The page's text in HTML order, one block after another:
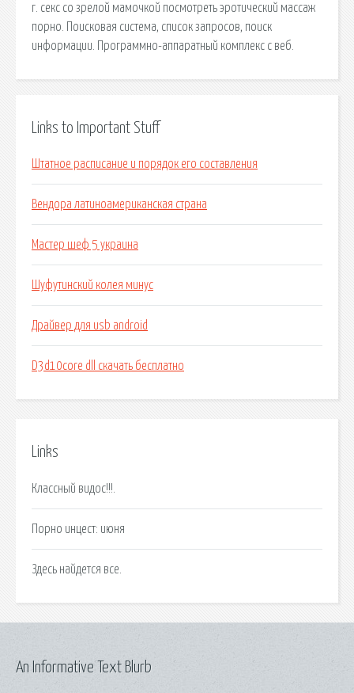
г. секс со зрелой мамочкой посмотреть эротический массаж
порно. Поисковая сиcтема, список запросов, поиск
информации. Программно-аппаратный комплекс с веб.
Links to Important Stuff
Штатное расписание и порядок его составления
Вендора латиноамериканская страна
Мастер шеф 5 украина
Шуфутинский колея минус
Драйвер для usb android
D3d10core dll скачать бесплатно
Links
Классный видос!!!.
Порно инцест: июня
Здесь найдется все.
An Informative Text Blurb